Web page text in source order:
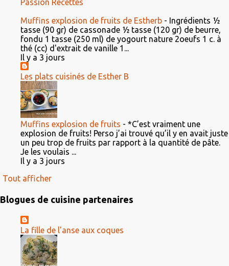
Passion Recettes
Muffins explosion de fruits de Estherb - Ingrédients ½
tasse (90 gr) de cassonade ½ tasse (120 gr) de beurre,
fondu 1 tasse (250 ml) de yogourt nature 2oeufs 1 c. à
thé (cc) d'extrait de vanille 1...
Il y a 3 jours
Les plats cuisinés de Esther B
Muffins explosion de fruits - *C’est vraiment une
explosion de fruits! Perso j’ai trouvé qu’il y en avait juste
un peu trop de fruits par rapport à la quantité de pâte.
Je les voulais ...
Il y a 3 jours
Tout afficher
Blogues de cuisine partenaires
La fille de l'anse aux coques